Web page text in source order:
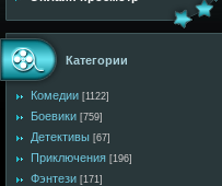
Категории
Комедии [1122]
Боевики [759]
Детективы [67]
Приключения [196]
Фэнтези [171]